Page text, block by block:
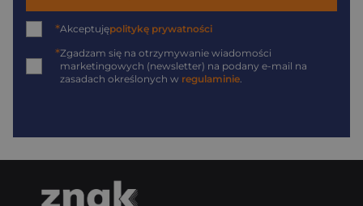
*Akceptujępolitykę prywatności
*Zgadzam się na otrzymywanie wiadomości
marketingowych (newsletter) na podany e-mail na
zasadach określonych w regulaminie